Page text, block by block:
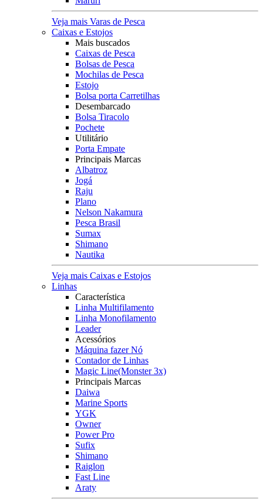
Veja mais Varas de Pesca
Caixas e Estojos
Mais buscados
Caixas de Pesca
Bolsas de Pesca
Mochilas de Pesca
Estojo
Bolsa porta Carretilhas
Desembarcado
Bolsa Tiracolo
Pochete
Utilitário
Porta Empate
Principais Marcas
Albatroz
Jogá
Raju
Plano
Nelson Nakamura
Pesca Brasil
Sumax
Shimano
Nautika
Veja mais Caixas e Estojos
Linhas
Característica
Linha Multifilamento
Linha Monofilamento
Leader
Acessórios
Máquina fazer Nó
Contador de Linhas
Magic Line(Monster 3x)
Principais Marcas
Daiwa
Marine Sports
YGK
Owner
Power Pro
Sufix
Shimano
Raiglon
Fast Line
Araty